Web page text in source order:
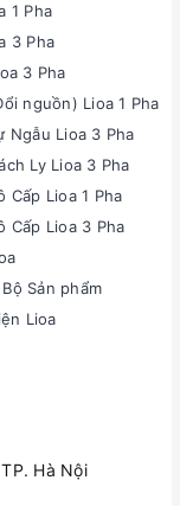
1 Pha
3 Pha
3 Pha
nguồn) Lioa 1 Pha
Ngẫu Lioa 3 Pha
Ly Lioa 3 Pha
Cấp Lioa 1 Pha
Cấp Lioa 3 Pha
Sản phẩm
Lioa
Hà Nội